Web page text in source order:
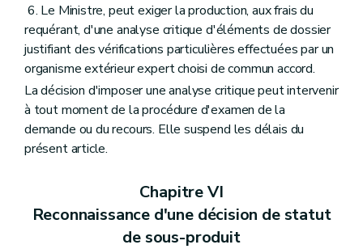
6. Le Ministre, peut exiger la production, aux frais du
requérant, d'une analyse critique d'éléments de dossier
justifiant des vérifications particulières effectuées par un
organisme extérieur expert choisi de commun accord.
La décision d'imposer une analyse critique peut intervenir
à tout moment de la procédure d'examen de la
demande ou du recours. Elle suspend les délais du
présent article.
Chapitre VI
Reconnaissance d'une décision de statut
de sous-produit